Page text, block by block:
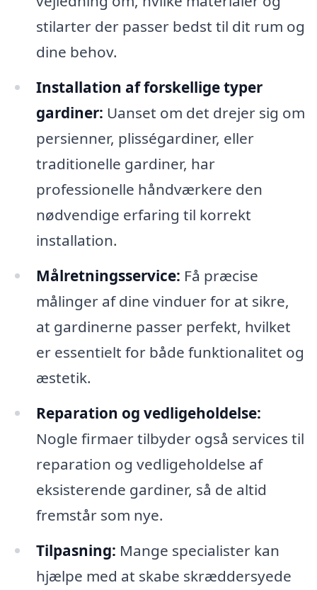
stilarter der passer bedst til dit rum og
dine behov.
Installation af forskellige typer
gardiner: Uanset om det drejer sig om
persienner, plisségardiner, eller
traditionelle gardiner, har
professionelle håndværkere den
nødvendige erfaring til korrekt
installation.
Målretningsservice: Få præcise
målinger af dine vinduer for at sikre,
at gardinerne passer perfekt, hvilket
er essentielt for både funktionalitet og
æstetik.
Reparation og vedligeholdelse:
Nogle firmaer tilbyder også services til
reparation og vedligeholdelse af
eksisterende gardiner, så de altid
fremstår som nye.
Tilpasning: Mange specialister kan
hjælpe med at skabe skræddersyede